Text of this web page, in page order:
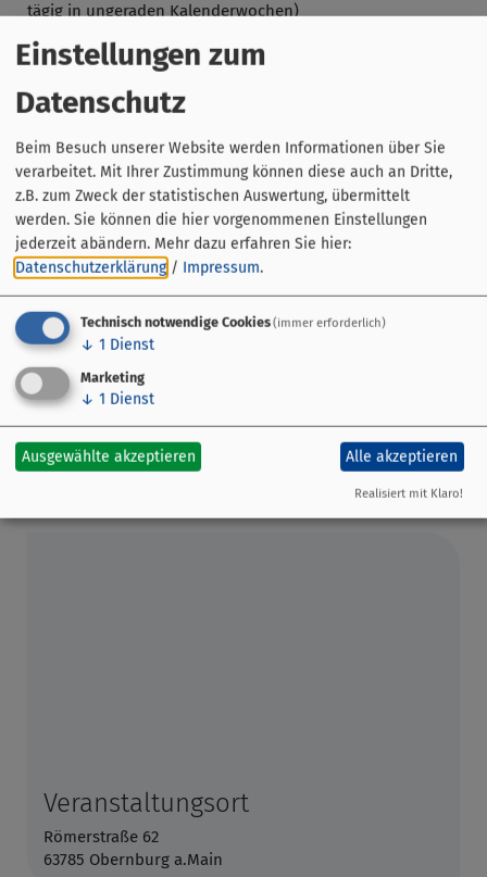
tägig in ungeraden Kalenderwochen)
Frische Eier, Nudeln und Geflügel - Geflügelhof Lück (14-
tägig in gerade Kalenderwochen)
Und direkt am WochenMarkt:
Duftender Café, Aperitif, Eis nach tradionellem
italienischem Rezept - Eiscafé Cortina
Köstliche Crêpes, Frühstück & mehr - Café Elise
Parkplätze:
- Römerstraße, Kirchplatz und umliegende Straßen (30
Min. kostenfrei)
- Parkplätze rund um die Kochsmühle (2 Min Gehweg -
kostenfrei)
- Parkplatz Römergässchen (2 Min Gehweg - kostenfrei)
Veranstaltungsort
Römerstraße 62
63785 Obernburg a.Main
Einstellungen zum
Datenschutz
Beim Besuch unserer Website werden Informationen über Sie
verarbeitet. Mit Ihrer Zustimmung können diese auch an Dritte,
z.B. zum Zweck der statistischen Auswertung, übermittelt
werden. Sie können die hier vorgenommenen Einstellungen
jederzeit abändern. Mehr dazu erfahren Sie hier:
Datenschutzerklärung / Impressum.
Technisch notwendige Cookies(immer erforderlich)
↓ 1 Dienst
Marketing
↓ 1 Dienst
Ausgewählte akzeptieren Alle akzeptieren
Realisiert mit Klaro!